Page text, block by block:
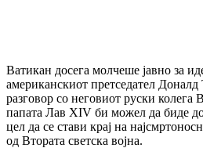
Ватикан досега молчеше јавно за
американскиот претседател
разговор со неговиот руски
папата Лав XIV би можел да биде
цел да се стави крај на
од Втората светска војна.